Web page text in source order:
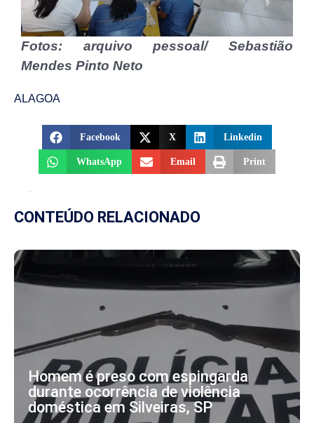
Fotos: arquivo pessoal/ Sebastião
Mendes Pinto Neto
ALAGOA
Facebook X Linkedin
WhatsApp Email Print
CONTEÚDO RELACIONADO
Homem é preso com espingarda
durante ocorrência de violência
doméstica em Silveiras, SP